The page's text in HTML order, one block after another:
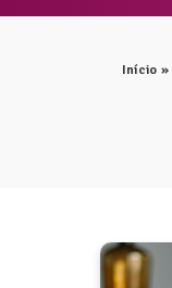
Início »